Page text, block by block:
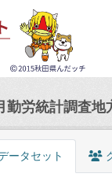
勤労統計調査
ータセット